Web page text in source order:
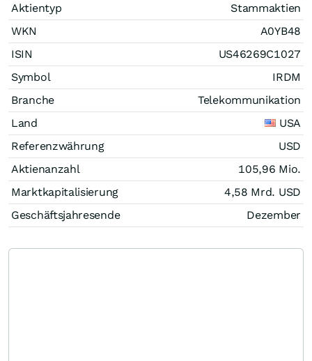
Aktientyp
Stammaktien
WKN
A0YB48
ISIN
US46269C1027
Symbol
IRDM
Branche
Telekommunikation
Land
USA
Referenzwährung
USD
Aktienanzahl
105,96 Mio.
Marktkapitalisierung
4,58 Mrd. USD
Geschäftsjahresende
Dezember